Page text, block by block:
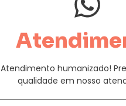
Atendimento humanizado!
qualidade em nosso